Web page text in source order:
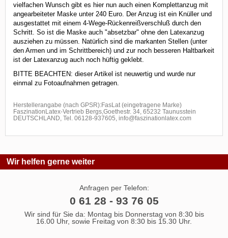
vielfachen Wunsch gibt es hier nun auch einen Komplettanzug mit
angearbeiteter Maske unter 240 Euro. Der Anzug ist ein Knüller und
ausgestattet mit einem 4-Wege-Rückenreißverschluß durch den
Schritt. So ist die Maske auch "absetzbar" ohne den Latexanzug
ausziehen zu müssen. Natürlich sind die markanten Stellen (unter
den Armen und im Schrittbereich) und zur noch besseren Haltbarkeit
ist der Latexanzug auch noch hüftig geklebt.
BITTE BEACHTEN: dieser Artikel ist neuwertig und wurde nur
einmal zu Fotoaufnahmen getragen.
Herstellerangabe (nach GPSR):FasLat (eingetragene Marke)
FaszinationLatex-Vertrieb Bergs,Goethestr. 34, 65232 Taunusstein
DEUTSCHLAND, Tel. 06128-937605, info@faszinationlatex.com
Wir helfen gerne weiter
Anfragen per Telefon:
0 61 28 - 93 76 05
Wir sind für Sie da: Montag bis Donnerstag von 8:30 bis
16.00 Uhr, sowie Freitag von 8:30 bis 15.30 Uhr.